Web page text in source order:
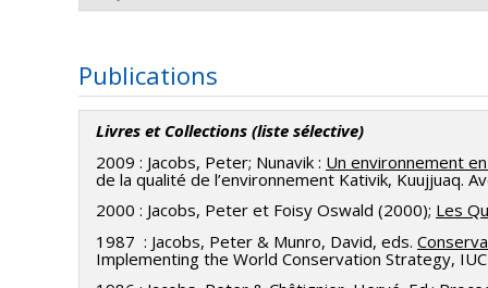
2003 - Leite, Emma-Christiane ; Stratégies de
Robert Kasisi
2000 - Khoury, Zaki ; Collaborative Strategies for
Hinterland. Co-directeur : Prof. Pierre Dansereau
pour la plupart publiés sous la forme de rapports et
enjeux en architecture de paysage et en études
supérieures, et les activités pédagogiques en
divers contextes culturels. Les résultats sont pour
La Commission de la qualité de l’environnement
développement proposés pour la région du
de la Baie James et du nord québécoise.
La mission de la commission est de s’assurer que
respectent le patrimoine culturel et naturel du
Co-chercheurs : Scott Heyes, professeur,
Publications
Livres et Collections (liste sélective)
2009 : Jacobs, Peter; Nunavik : Un environnement
de la qualité de l’environnement Kativik, Kuujjuaq.
2000 : Jacobs, Peter et Foisy Oswald (2000); Les
1987 : Jacobs, Peter & Munro, David, eds.
Implementing the World Conservation Strategy,